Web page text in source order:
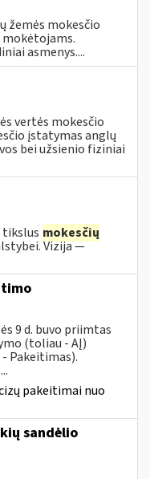
žemės mokesčio
mokėtojams.
asmenys....
vertės mokesčio
įstatymas anglų
bei užsienio fiziniai
tikslus mokesčių
Vizija —
9 d. buvo priimtas
(toliau - AĮ)
Pakeitimas).
pakeitimai nuo
sandėlio